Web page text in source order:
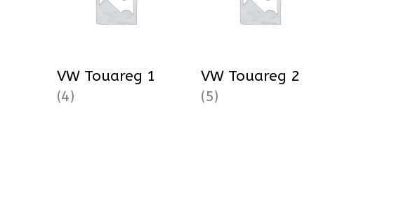
VW Touareg 1
(4)
VW Touareg 2
(5)